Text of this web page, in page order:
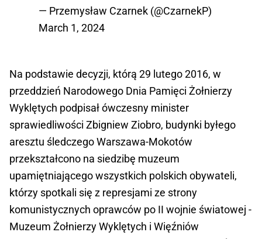
— Przemysław Czarnek (@CzarnekP)
March 1, 2024
Na podstawie decyzji, którą 29 lutego 2016, w
przeddzień Narodowego Dnia Pamięci Żołnierzy
Wyklętych podpisał ówczesny minister
sprawiedliwości Zbigniew Ziobro, budynki byłego
aresztu śledczego Warszawa-Mokotów
przekształcono na siedzibę muzeum
upamiętniającego wszystkich polskich obywateli,
którzy spotkali się z represjami ze strony
komunistycznych oprawców po II wojnie światowej -
Muzeum Żołnierzy Wyklętych i Więźniów